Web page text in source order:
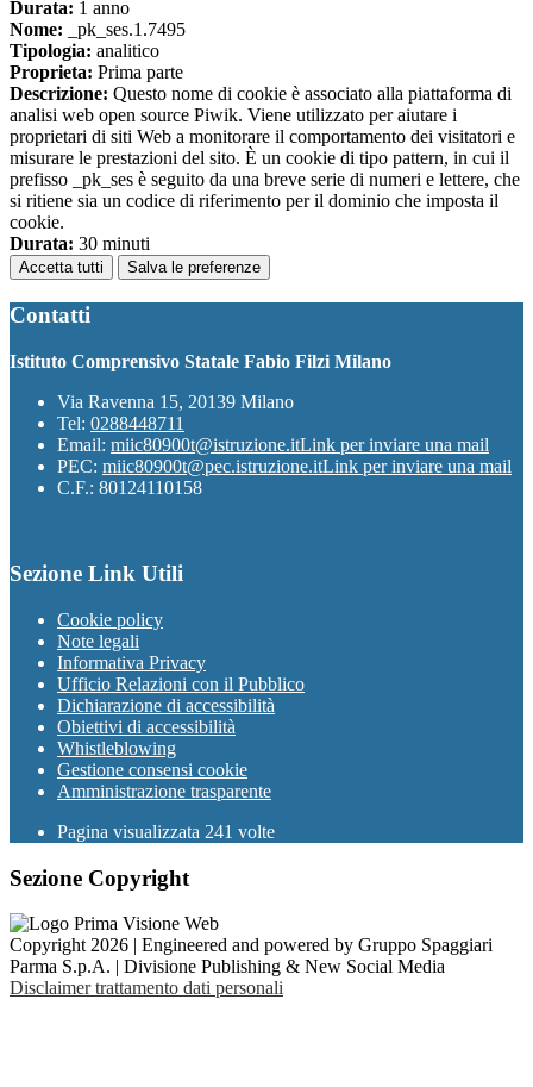
Durata: 1 anno
Nome: _pk_ses.1.7495
Tipologia: analitico
Proprieta: Prima parte
Descrizione: Questo nome di cookie è associato alla piattaforma di
analisi web open source Piwik. Viene utilizzato per aiutare i
proprietari di siti Web a monitorare il comportamento dei visitatori e
misurare le prestazioni del sito. È un cookie di tipo pattern, in cui il
prefisso _pk_ses è seguito da una breve serie di numeri e lettere, che
si ritiene sia un codice di riferimento per il dominio che imposta il
cookie.
Durata: 30 minuti
Accetta tutti Salva le preferenze
Contatti
Istituto Comprensivo Statale Fabio Filzi Milano
Via Ravenna 15, 20139 Milano
Tel: 0288448711
Email: miic80900t@istruzione.itLink per inviare una mail
PEC: miic80900t@pec.istruzione.itLink per inviare una mail
C.F.: 80124110158
Sezione Link Utili
Cookie policy
Note legali
Informativa Privacy
Ufficio Relazioni con il Pubblico
Dichiarazione di accessibilità
Obiettivi di accessibilità
Whistleblowing
Gestione consensi cookie
Amministrazione trasparente
Pagina visualizzata 241 volte
Sezione Copyright
Copyright 2026 | Engineered and powered by Gruppo Spaggiari
Parma S.p.A. | Divisione Publishing & New Social Media
Disclaimer trattamento dati personali